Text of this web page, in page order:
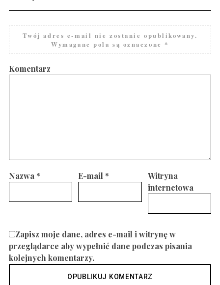
Twój adres e-mail nie zostanie opublikowany.
Wymagane pola są oznaczone *
Komentarz
Nazwa * E-mail *
Witryna
internetowa
Zapisz moje dane, adres e-mail i witrynę w
przeglądarce aby wypełnić dane podczas pisania
kolejnych komentarzy.